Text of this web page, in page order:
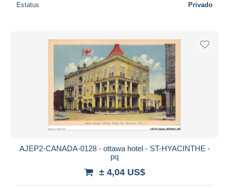
Estatus Privado
AJEP2-CANADA-0128 - ottawa hotel - ST-HYACINTHE -
pq
± 4,04 US$